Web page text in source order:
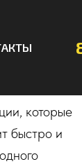
которые
быстро и